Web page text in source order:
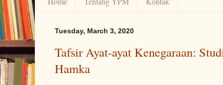
Tuesday, March 3, 2020
Tafsir Ayat-ayat Kenegaraan:
Hamka